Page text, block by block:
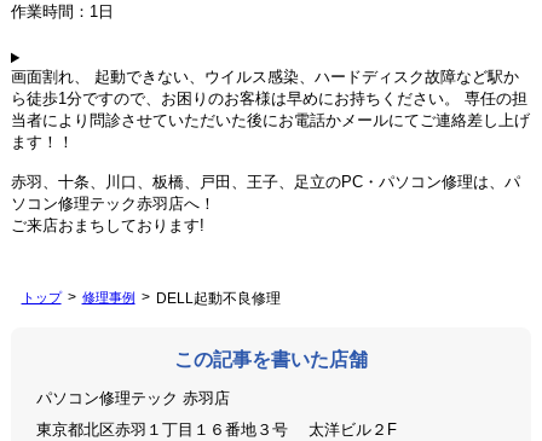
作業時間：1日
画面割れ、 起動できない、ウイルス感染、ハードディスク故障など駅か
ら徒歩1分ですので、お困りのお客様は早めにお持ちください。 専任の担
当者により問診させていただいた後にお電話かメールにてご連絡差し上げ
ます！！
赤羽、十条、川口、板橋、戸田、王子、足立のPC・パソコン修理は、パ
ソコン修理テック赤羽店へ！
ご来店おまちしております!
トップ 修理事例 DELL起動不良修理
この記事を書いた店舗
パソコン修理テック 赤羽店
東京都北区赤羽１丁目１６番地３号 太洋ビル２F